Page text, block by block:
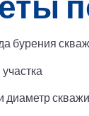
бурения
диаметр